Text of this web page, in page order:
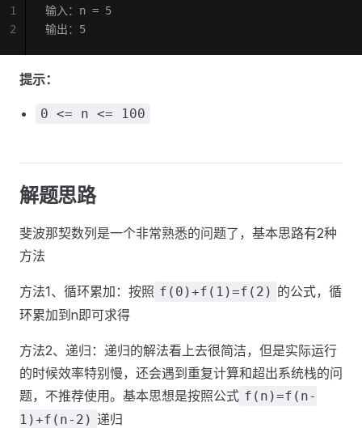
输入：n = 5
输出：5
1
2
提示：
0 <= n <= 100
解题思路
斐波那契数列是一个非常熟悉的问题了，基本思路有2种
方法
方法1、循环累加：按照 f(0)+f(1)=f(2) 的公式，循
环累加到n即可求得
方法2、递归：递归的解法看上去很简洁，但是实际运行
的时候效率特别慢，还会遇到重复计算和超出系统栈的问
题，不推荐使用。基本思想是按照公式 f(n)=f(n-
1)+f(n-2) 递归